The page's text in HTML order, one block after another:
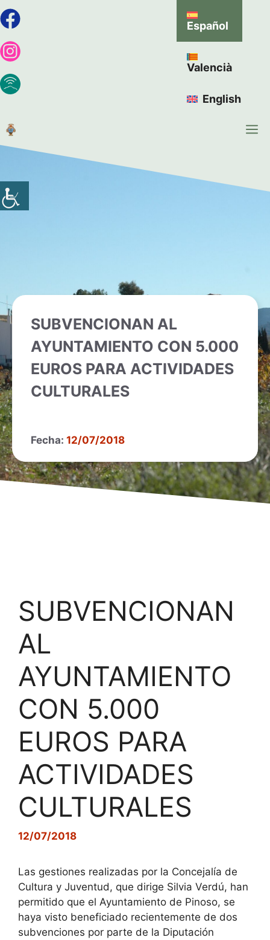
Español
Valencià
English
SUBVENCIONAN AL
AYUNTAMIENTO CON 5.000
EUROS PARA ACTIVIDADES
CULTURALES
Fecha: 12/07/2018
SUBVENCIONAN
AL
AYUNTAMIENTO
CON 5.000
EUROS PARA
ACTIVIDADES
CULTURALES
12/07/2018
Las gestiones realizadas por la Concejalía de
Cultura y Juventud, que dirige Silvia Verdú, han
permitido que el Ayuntamiento de Pinoso, se
haya visto beneficiado recientemente de dos
subvenciones por parte de la Diputación